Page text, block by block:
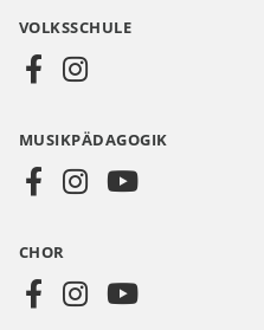
AT
VOLKSSCHULE
MUSIKPÄDAGOGIK
CHOR